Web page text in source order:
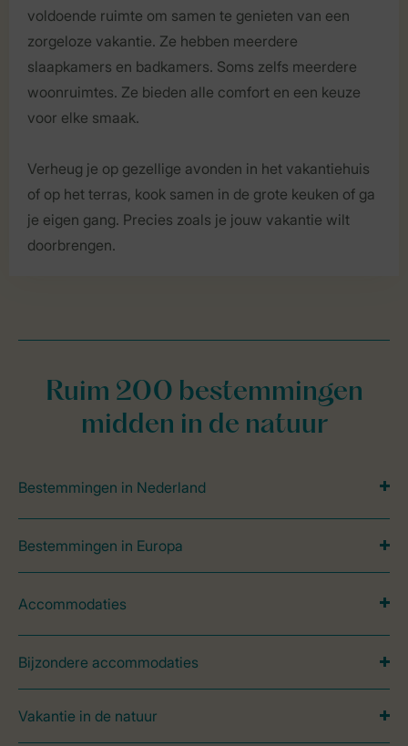
voldoende ruimte om samen te genieten van een
zorgeloze vakantie. Ze hebben meerdere
slaapkamers en badkamers. Soms zelfs meerdere
woonruimtes. Ze bieden alle comfort en een keuze
voor elke smaak.
Verheug je op gezellige avonden in het vakantiehuis
of op het terras, kook samen in de grote keuken of ga
je eigen gang. Precies zoals je jouw vakantie wilt
doorbrengen.
Ruim 200 bestemmingen
midden in de natuur
Bestemmingen in Nederland
Bestemmingen in Europa
Accommodaties
Bijzondere accommodaties
Vakantie in de natuur